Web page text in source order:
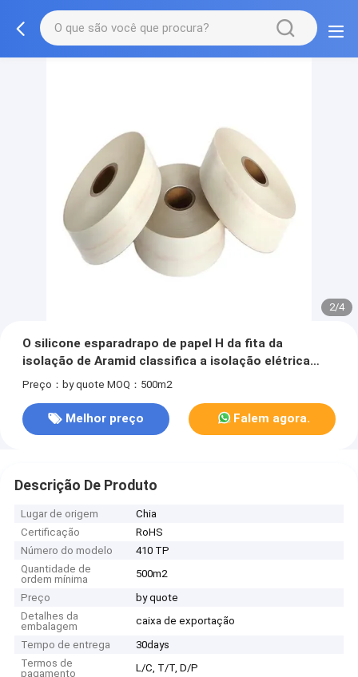
2/4
O silicone esparadrapo de papel H da fita da
isolação de Aramid classifica a isolação elétrica
T410 de Nomex
Preço：by quote MOQ：500m2
Melhor preço Falem agora.
Descrição De Produto
Lugar de origem
Chia
Certificação
RoHS
Número do modelo
410 TP
Quantidade de
ordem mínima
500m2
Preço
by quote
Detalhes da
embalagem
caixa de exportação
Tempo de entrega
30days
Termos de
pagamento
L/C, T/T, D/P